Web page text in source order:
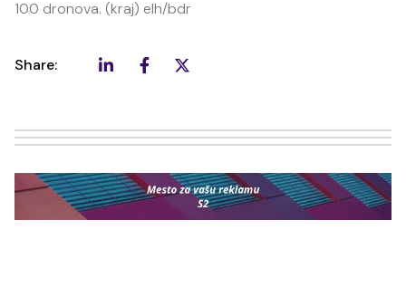
100 dronova. (kraj) elh/bdr
Share: